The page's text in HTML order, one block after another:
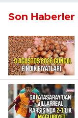
Son Haberler